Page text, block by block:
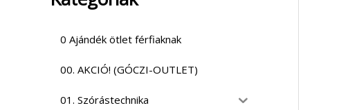
0 Ajándék ötlet férfiaknak
00. AKCIÓ! (GÓCZI-OUTLET)
01. Szórástechnika